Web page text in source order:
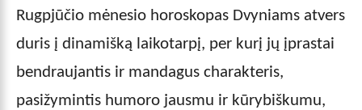
Rugpjūčio mėnesio horoskopas Dvyniams atvers
duris į dinamišką laikotarpį, per kurį jų įprastai
bendraujantis ir mandagus charakteris,
pasižymintis humoro jausmu ir kūrybiškumu,